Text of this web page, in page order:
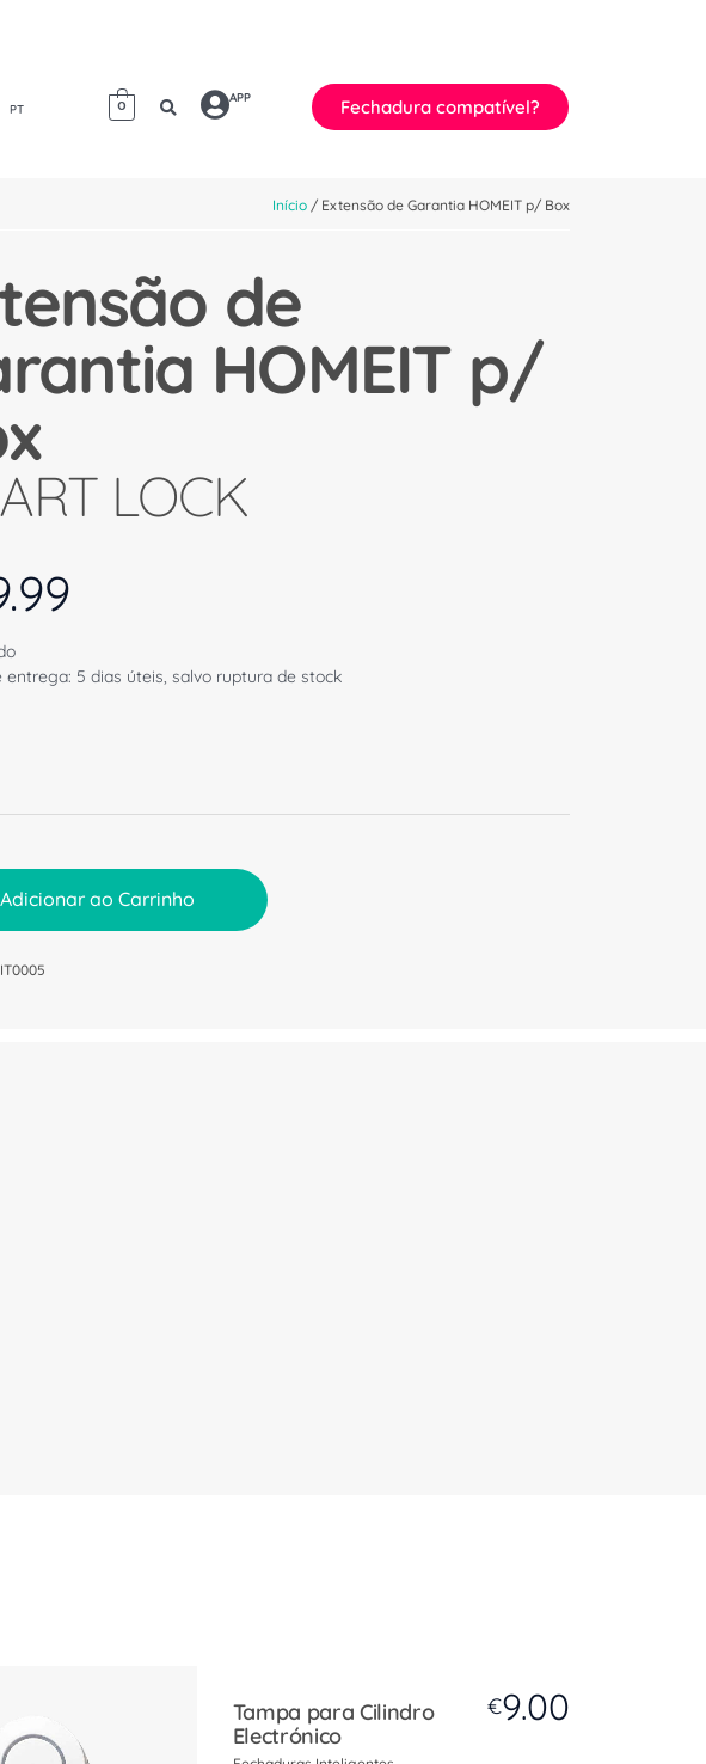
PT 0
APP Fechadura compatível?
Início / Extensão de Garantia HOMEIT p/ Box
de
HOMEIT p/
LOCK
entrega: 5 dias úteis, salvo ruptura de stock
Adicionar ao Carrinho
Tampa para Cilindro
Electrónico
€9.00